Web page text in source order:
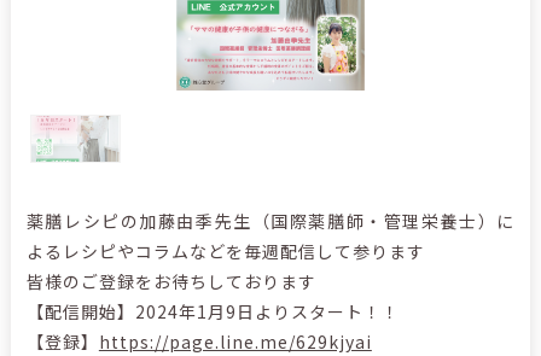
薬膳レシピの加藤由季先生（国際薬膳師・管理栄養士）に
よるレシピやコラムなどを毎週配信して参ります
皆様のご登録をお待ちしております
【配信開始】2024年1月9日よりスタート！！
【登録】 https://page.line.me/629kjyai